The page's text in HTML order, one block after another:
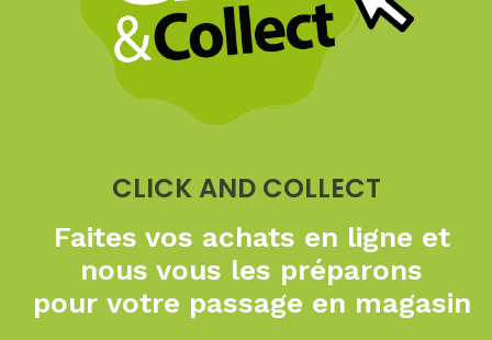
CLICK AND COLLECT
Faites vos achats en ligne et
nous vous les préparons
pourvotre passage en magasin